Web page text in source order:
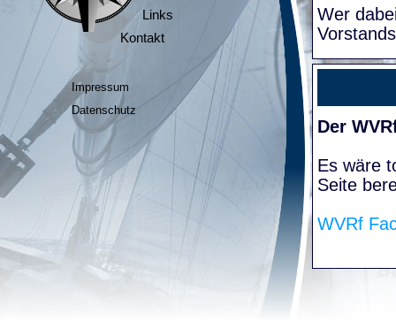
Links
Kontakt
Impressum
Datenschutz
Wer
Der
Es wäre
Seite
WVRf